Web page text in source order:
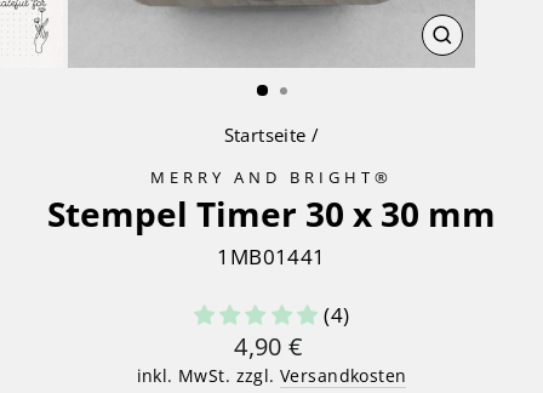
ESC)
Startseite /
MERRY AND BRIGHT®
Stempel Timer 30 x 30 mm
1MB01441
(4)
Normaler
Preis
4,90 €
inkl. MwSt. zzgl.Versandkosten